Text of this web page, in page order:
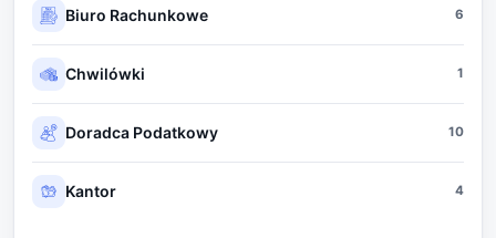
Biuro Rachunkowe 6
Chwilówki 1
Doradca Podatkowy 10
Kantor 4